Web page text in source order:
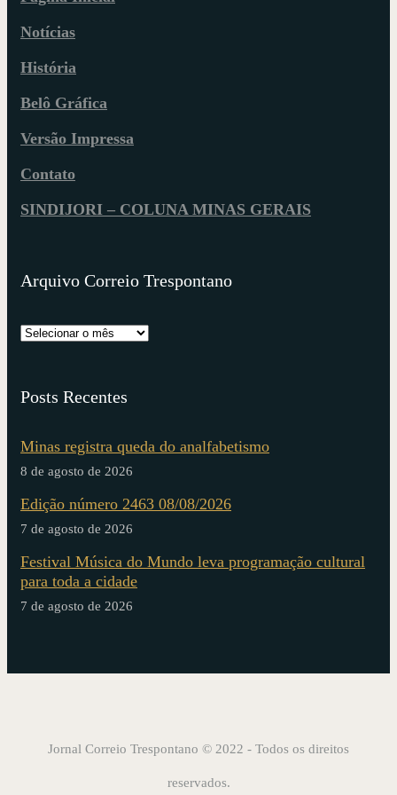
Notícias
História
Belô Gráfica
Versão Impressa
Contato
SINDIJORI – COLUNA MINAS GERAIS
Arquivo Correio Trespontano
Posts Recentes
Minas registra queda do analfabetismo
8 de agosto de 2026
Edição número 2463 08/08/2026
7 de agosto de 2026
Festival Música do Mundo leva programação cultural
para toda a cidade
7 de agosto de 2026
Jornal Correio Trespontano © 2022 - Todos os direitos
reservados.